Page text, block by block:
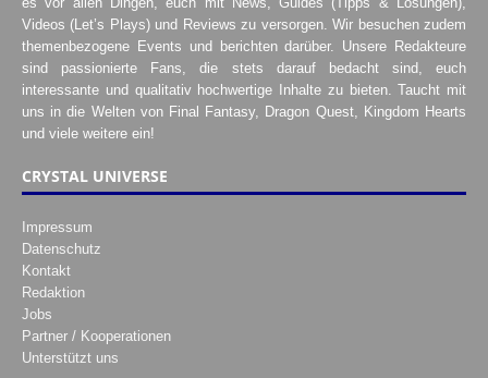
Videos (Let’s Plays) und Reviews zu versorgen. Wir besuchen zudem
themenbezogene Events und berichten darüber. Unsere Redakteure
sind passionierte Fans, die stets darauf bedacht sind, euch
interessante und qualitativ hochwertige Inhalte zu bieten. Taucht mit
uns in die Welten von Final Fantasy, Dragon Quest, Kingdom Hearts
und viele weitere ein!
CRYSTAL UNIVERSE
Impressum
Datenschutz
Kontakt
Redaktion
Jobs
Partner / Kooperationen
Unterstützt uns